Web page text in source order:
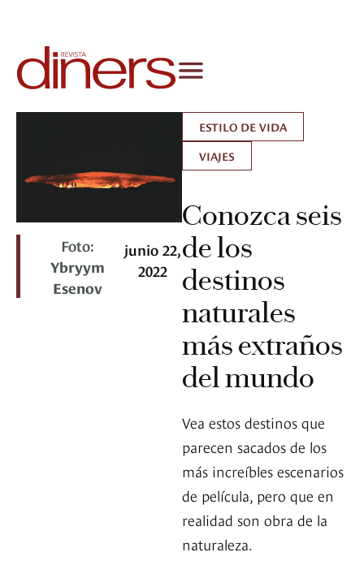
Foto:
Ybryym
Esenov
junio 22,
2022
ESTILO DE VIDA
VIAJES
Conozca seis
de los
destinos
naturales
más extraños
del mundo
Vea estos destinos que
parecen sacados de los
más increíbles escenarios
de película, pero que en
realidad son obra de la
naturaleza.